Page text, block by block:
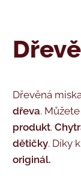
Dřevěná
dřeva.
produkt.
dětičky. Díky
originál.